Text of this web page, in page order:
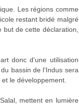
Les régions comme
restant bridé malgré
but de cette déclaration,
donc d’une utilisation
bassin de l’Indus sera
le développement.
mettent en lumière